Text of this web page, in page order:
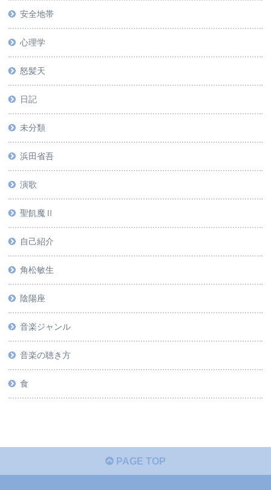
安全地帯
心理学
怒髪天
日記
未分類
浜田省吾
演歌
聖飢魔Ⅱ
自己紹介
角松敏生
陰陽座
音楽ジャンル
音楽の聴き方
食
PAGE TOP